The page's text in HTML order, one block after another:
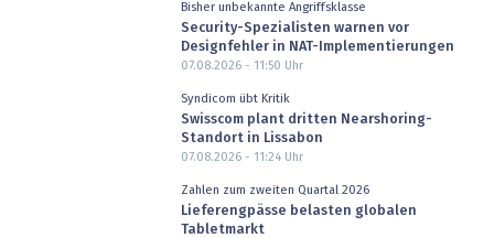
Bisher unbekannte Angriffsklasse
Security-Spezialisten warnen vor
Designfehler in NAT-Implementierungen
07.08.2026 - 11:50 Uhr
Syndicom übt Kritik
Swisscom plant dritten Nearshoring-
Standort in Lissabon
07.08.2026 - 11:24Uhr
Zahlen zum zweiten Quartal 2026
Lieferengpässe belasten globalen
Tabletmarkt